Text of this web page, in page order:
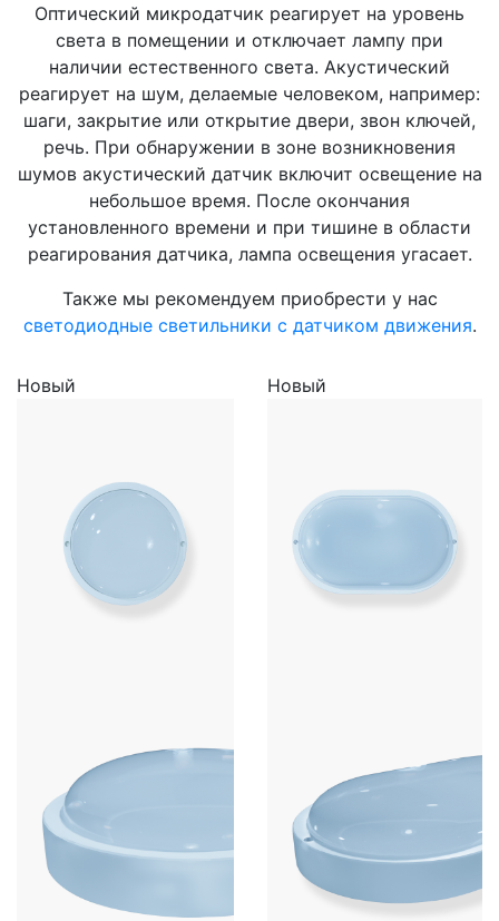
Оптический микродатчик реагирует на уровень
света в помещении и отключает лампу при
наличии естественного света. Акустический
реагирует на шум, делаемые человеком, например:
шаги, закрытие или открытие двери, звон ключей,
речь. При обнаружении в зоне возникновения
шумов акустический датчик включит освещение на
небольшое время. После окончания
установленного времени и при тишине в области
реагирования датчика, лампа освещения угасает.
Также мы рекомендуем приобрести у нас
светодиодные светильники с датчиком движения.
Новый Новый